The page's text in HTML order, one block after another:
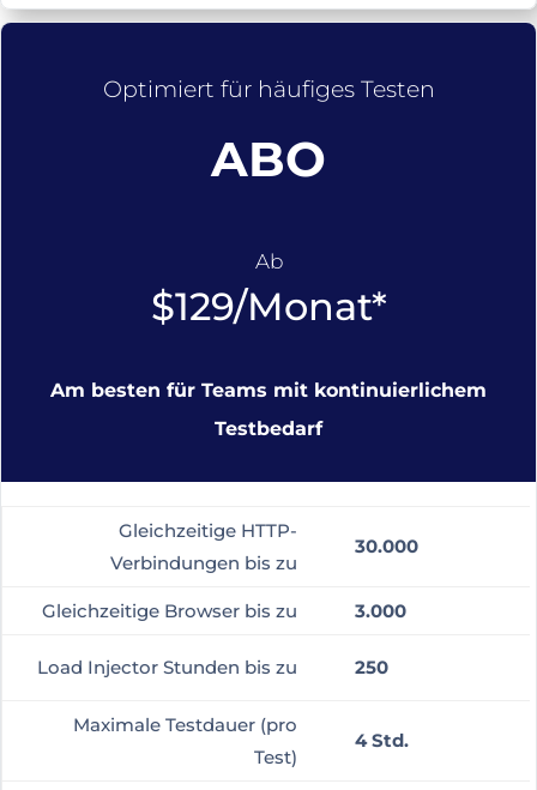
Optimiert für häufiges Testen
ABO
Ab
$129/Monat*
Am besten für Teams mit kontinuierlichem
Testbedarf
Gleichzeitige HTTP-
Verbindungen bis zu
30.000
Gleichzeitige Browser bis zu 3.000
Load Injector Stunden bis zu 250
Maximale Testdauer (pro
Test)
4 Std.